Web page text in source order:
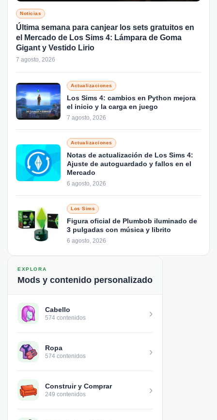
Noticias
Última semana para canjear los sets gratuitos en
el Mercado de Los Sims 4: Lámpara de Goma
Gigant y Vestido Lirio
7 agosto, 2026
Actualizaciones
Los Sims 4: cambios en Python mejora
el inicio y la carga en juego
7 agosto, 2026
Actualizaciones
Notas de actualización de Los Sims 4:
Ajuste de autoguardado y fallos en el
Mercado
6 agosto, 2026
Los Sims
Figura oficial de Plumbob iluminado de
3 pulgadas con música y librito
6 agosto, 2026
EXPLORA
Mods y contenido personalizado
Cabello
574 contenidos ›
Ropa
574 contenidos ›
Construir y Comprar
249 contenidos ›